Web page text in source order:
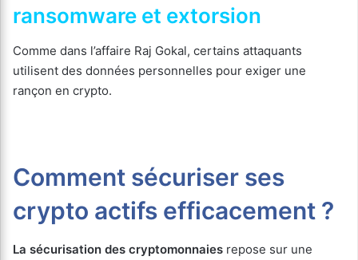
ransomware et extorsion
Comme dans l’affaire Raj Gokal, certains attaquants
utilisent des données personnelles pour exiger une
rançon en crypto.
Comment sécuriser ses
crypto actifs efficacement ?
La sécurisation des cryptomonnaies repose sur une